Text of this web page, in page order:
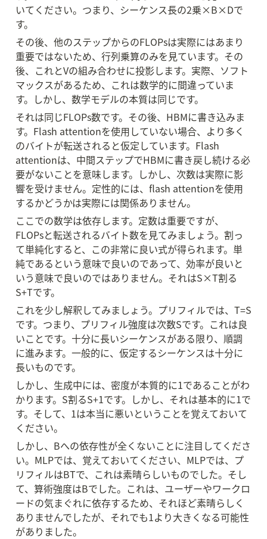
いてください。つまり、シーケンス長の2乗×B×Dで
す。
その後、他のステップからのFLOPsは実際にはあまり
重要ではないため、行列乗算のみを見ています。その
後、これとVの組み合わせに投影します。実際、ソフト
マックスがあるため、これは数学的に間違っていま
す。しかし、数学モデルの本質は同じです。
それは同じFLOPs数です。その後、HBMに書き込みま
す。Flash attentionを使用していない場合、より多く
のバイトが転送されると仮定しています。Flash
attentionは、中間ステップでHBMに書き戻し続ける必
要がないことを意味します。しかし、次数は実際に影
響を受けません。定性的には、flash attentionを使用
するかどうかは実際には関係ありません。
ここでの数学は依存します。定数は重要ですが、
FLOPsと転送されるバイト数を見てみましょう。割っ
て単純化すると、この非常に良い式が得られます。単
純であるという意味で良いのであって、効率が良いと
いう意味で良いのではありません。それはS×T割る
S+Tです。
これを少し解釈してみましょう。プリフィルでは、T=S
です。つまり、プリフィル強度は次数Sです。これは良
いことです。十分に長いシーケンスがある限り、順調
に進みます。一般的に、仮定するシーケンスは十分に
長いものです。
しかし、生成中には、密度が本質的に1であることがわ
かります。S割るS+1です。しかし、それは基本的に1で
す。そして、1は本当に悪いということを覚えておいて
ください。
しかし、Bへの依存性が全くないことに注目してくださ
い。MLPでは、覚えておいてください、MLPでは、プ
リフィルはBTで、これは素晴らしいものでした。そし
て、算術強度はBでした。これは、ユーザーやワークロ
ードの気まぐれに依存するため、それほど素晴らしく
ありませんでしたが、それでも1より大きくなる可能性
がありました。